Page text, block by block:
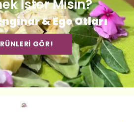
İster Misin?
& Ege Otları
GÖR!